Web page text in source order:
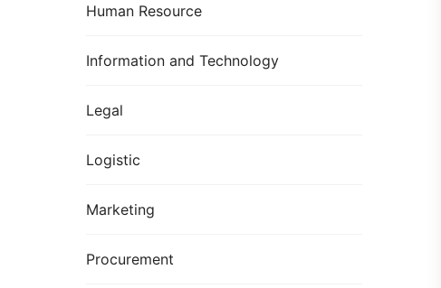
Human Resource
Information and Technology
Legal
Logistic
Marketing
Procurement